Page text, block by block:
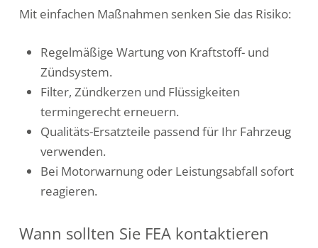
Mit einfachen Maßnahmen senken Sie das Risiko:
Regelmäßige Wartung von Kraftstoff- und
Zündsystem.
Filter, Zündkerzen und Flüssigkeiten
termingerecht erneuern.
Qualitäts-Ersatzteile passend für Ihr Fahrzeug
verwenden.
Bei Motorwarnung oder Leistungsabfall sofort
reagieren.
Wann sollten Sie FEA kontaktieren